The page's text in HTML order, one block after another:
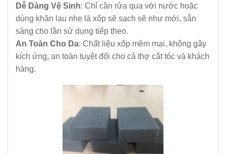
Dễ Dàng Vệ Sinh: Chỉ cần rửa qua với nước hoặc
dùng khăn lau nhẹ là xốp sẽ sạch sẽ như mới, sẵn
sàng cho lần sử dụng tiếp theo.
An Toàn Cho Da: Chất liệu xốp mềm mại, không gây
kích ứng, an toàn tuyệt đối cho cả thợ cắt tóc và khách
hàng.